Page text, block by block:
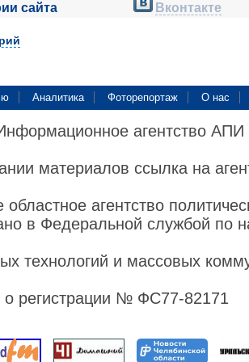
сайта Вконтакте
Аналитика Фоторепортаж О нас
агентство
материалов ссылка на
областное агентство
в Федеральной службой по
технологий и массовых
о регистрации № ФС77-82171